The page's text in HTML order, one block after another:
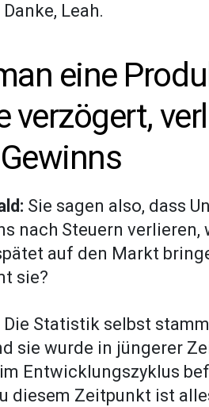
Danke, Leah.
eine
verzögert,
Sie sagen also, dass
nach Steuern
auf den Markt
sie?
Die Statistik selbst
sie wurde in jüngerer
Entwicklungszyklus
diesem Zeitpunkt ist